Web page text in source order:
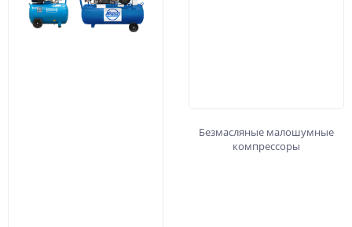
Безмасляные малошумные
компрессоры